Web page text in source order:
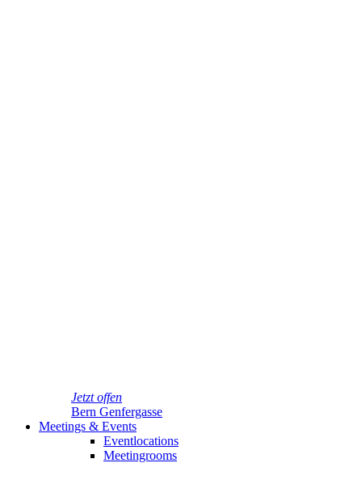
Jetzt offen
Bern Genfergasse
Meetings & Events
Eventlocations
Meetingrooms